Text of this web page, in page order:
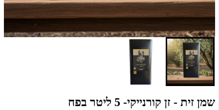
שמן זית - זן קורנייקי- 5 ליטר בפח